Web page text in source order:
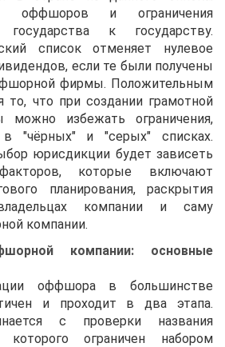
оффшоров и ограничения
к государству.
список отменяет нулевое
если те были получены
фирмы. Положительным
то, что при создании грамотной
избежать ограничения,
в "чёрных" и "серых" списках.
юрисдикции будет зависеть
которые включают
планирования, раскрытия
компании и саму
компании.
компании: основные
оффшора в большинстве
и проходит в два этапа.
с проверки названия
ограничен набором